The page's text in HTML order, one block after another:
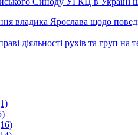
владика Ярослава щодо
діяльності рухів та груп на